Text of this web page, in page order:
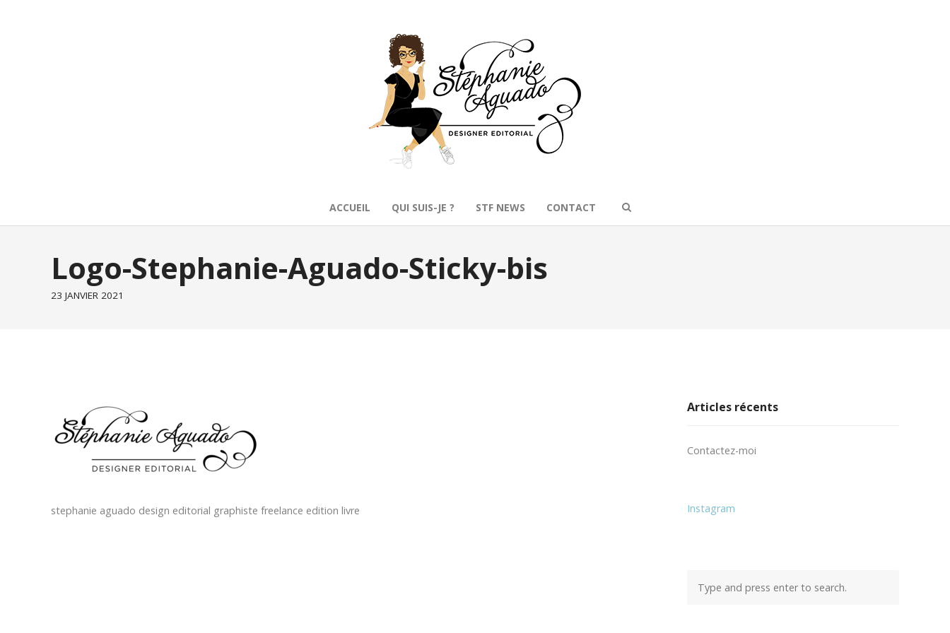
ACCUEIL QUI SUIS-JE ? STF NEWS CONTACT
Logo-Stephanie-Aguado-Sticky-bis
23 JANVIER 2021
stephanie aguado design editorial graphiste freelance edition livre
Articles récents
Contactez-moi
Instagram